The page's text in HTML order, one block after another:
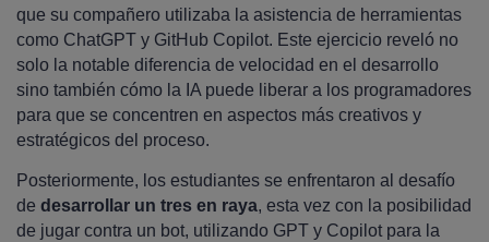
que su compañero utilizaba la asistencia de herramientas
como ChatGPT y GitHub Copilot. Este ejercicio reveló no
solo la notable diferencia de velocidad en el desarrollo
sino también cómo la IA puede liberar a los programadores
para que se concentren en aspectos más creativos y
estratégicos del proceso.
Posteriormente, los estudiantes se enfrentaron al desafío
de desarrollar un tres en raya, esta vez con la posibilidad
de jugar contra un bot, utilizando GPT y Copilot para la